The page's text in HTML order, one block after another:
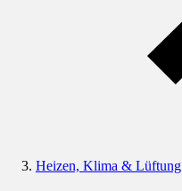
Heizen, Klima & Lüftung